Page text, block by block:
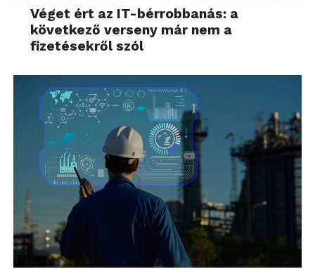
Véget ért az IT-bérrobbanás: a
következő verseny már nem a
fizetésekről szól